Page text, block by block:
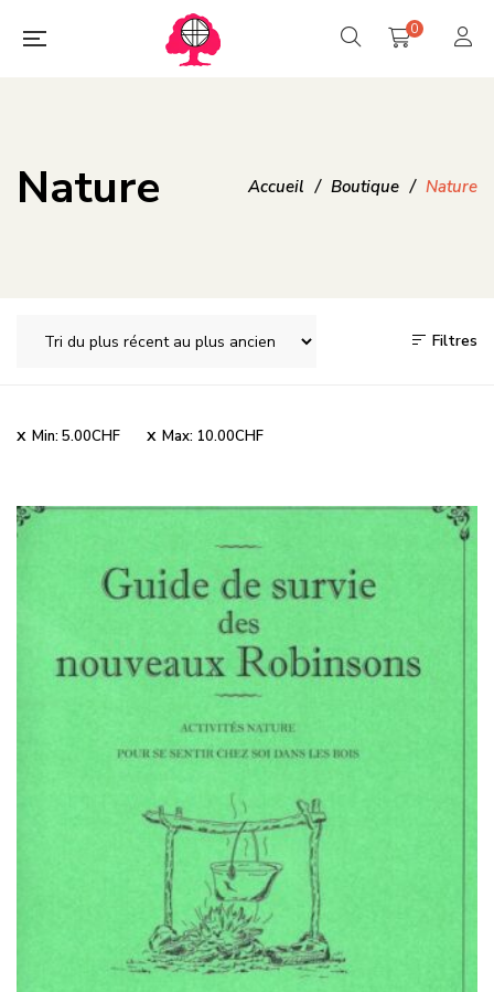
0
Nature Accueil / Boutique / Nature
Filtres
Min: 5.00CHF Max: 10.00CHF